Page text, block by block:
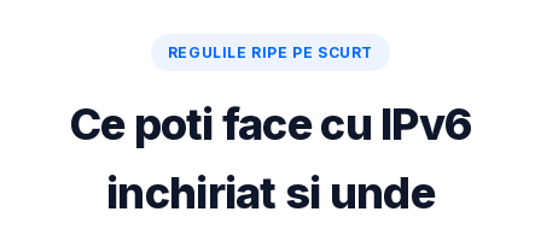
REGULILE RIPE PE SCURT
Ce poti face cu IPv6
inchiriat si unde